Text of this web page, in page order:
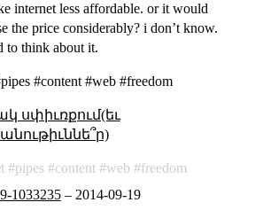
internet less affordable. or it would
the price considerably? i don’t know.
to think about it.
#content #web #freedom
սփիւռքում(եւ
pipes content web
freedom
1033235– 2014-09-19